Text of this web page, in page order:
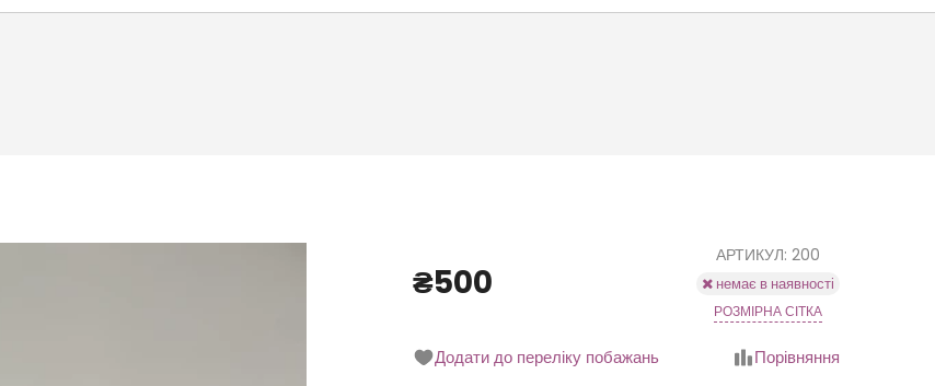
₴500
АРТИКУЛ: 200
немає в наявності
РОЗМІРНА СІТКА
Додати до переліку побажань Порівняння